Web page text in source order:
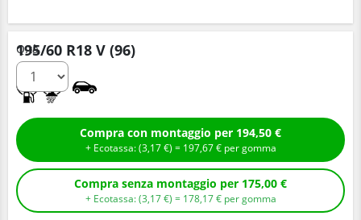
195/60 R18 V (96)
Q.tà
Compra con montaggio per 194,50 €
+ Ecotassa: (3,17€ ) = 197,67€ per gomma
Compra senza montaggio per 175,00 €
+ Ecotassa: (3,17€ ) = 178,17€ per gomma